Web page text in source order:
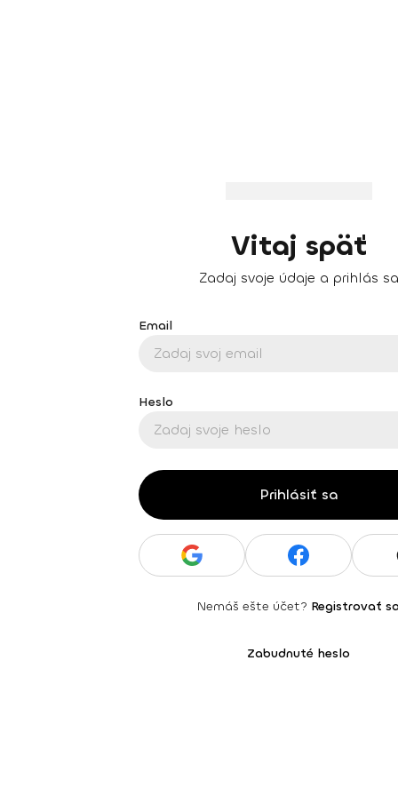
Vitaj späť
Zadaj svoje údaje a prihlás sa
Email
Heslo
Prihlásiť sa
Nemáš ešte účet? Registrovať
Zabudnuté heslo